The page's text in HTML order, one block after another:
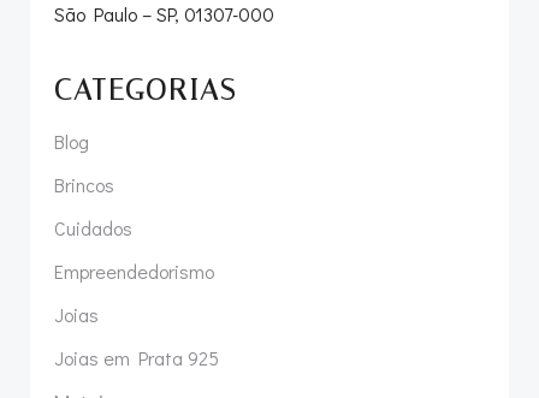
São Paulo – SP, 01307-000
CATEGORIAS
Blog
Brincos
Cuidados
Empreendedorismo
Joias
Joias em Prata 925